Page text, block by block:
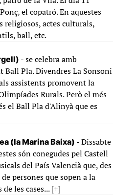
el copatró. En aquestes
religiosos, actes culturals,
ball, etc.
- se celebra amb
Ball Pla. Divendres La Sonsoni
assistents promovent la
Rurals. Però el més
el Ball Pla d'Alinyà que es
(la Marina Baixa) - Dissabte
són conegudes pel Castell
del País Valencià que, des
persones que sopen a la
les cases...[+]